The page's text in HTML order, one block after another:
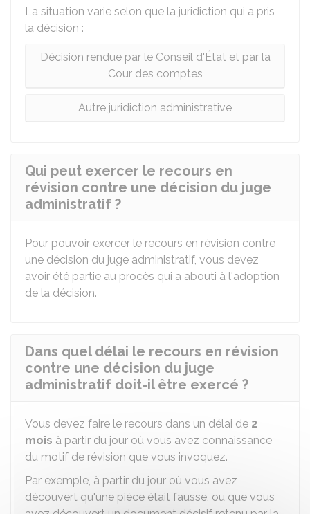
La situation varie selon que la juridiction qui a pris
la décision :
Décision rendue par le Conseil d'État et par la
Cour des comptes
Autre juridiction administrative
Qui peut exercer le recours en
révision contre une décision du juge
administratif ?
Pour pouvoir exercer le recours en révision contre
une décision du juge administratif, vous devez
avoir été partie au procès qui a abouti à l'adoption
de la décision.
Dans quel délai le recours en révision
contre une décision du juge
administratif doit-il être exercé ?
Vous devez faire le recours dans un délai de 2
mois à partir du jour où vous avez connaissance
du motif de révision que vous invoquez.
Par exemple, à partir du jour où vous avez
découvert qu'une pièce était fausse, ou que vous